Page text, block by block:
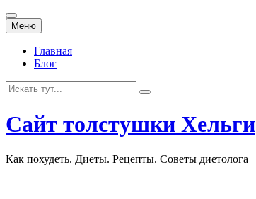
Меню Перейти
к
содержанию
Главная
Блог
Искать:
Сайт толстушки Хельги
Как похудеть. Диеты. Рецепты. Советы диетолога